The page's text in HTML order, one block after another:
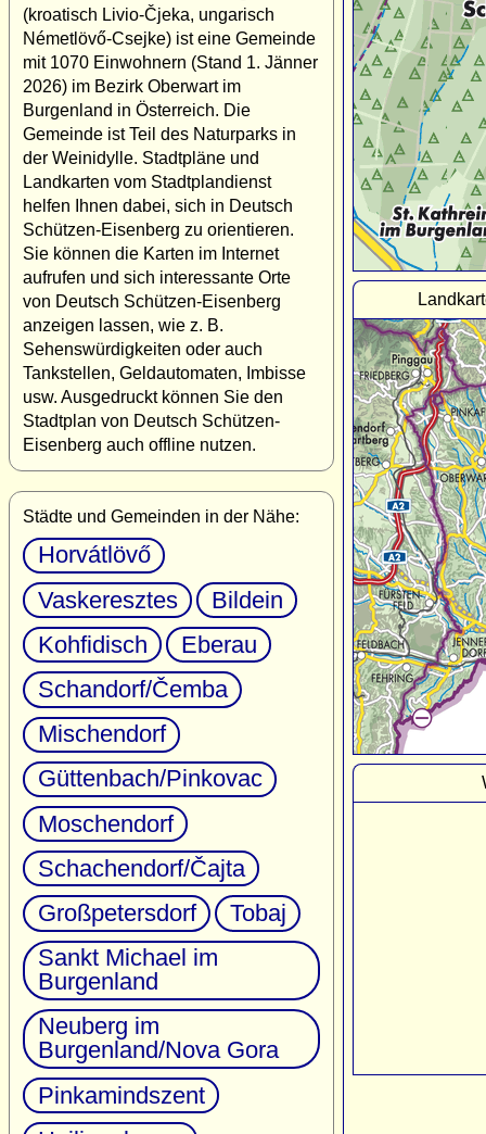
(kroatisch Livio-Čjeka, ungarisch
Németlövő-Csejke) ist eine Gemeinde
mit 1070 Einwohnern (Stand 1. Jänner
2026) im Bezirk Oberwart im
Burgenland in Österreich. Die
Gemeinde ist Teil des Naturparks in
der Weinidylle. Stadtpläne und
Landkarten vom Stadtplandienst
helfen Ihnen dabei, sich in Deutsch
Schützen-Eisenberg zu orientieren.
Sie können die Karten im Internet
aufrufen und sich interessante Orte
von Deutsch Schützen-Eisenberg
anzeigen lassen, wie z. B.
Sehenswürdigkeiten oder auch
Tankstellen, Geldautomaten, Imbisse
usw. Ausgedruckt können Sie den
Stadtplan von Deutsch Schützen-
Eisenberg auch offline nutzen.
Städte und Gemeinden in der Nähe:
Horvátlövő
Vaskeresztes
Bildein
Kohfidisch
Eberau
Schandorf/Čemba
Mischendorf
Güttenbach/Pinkovac
Moschendorf
Schachendorf/Čajta
Großpetersdorf
Tobaj
Sankt Michael im
Burgenland
Neuberg im
Burgenland/Nova Gora
Pinkamindszent